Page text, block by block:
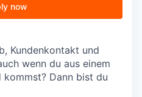
now
Kundenkontakt und
wenn du aus einem
Dann bist du